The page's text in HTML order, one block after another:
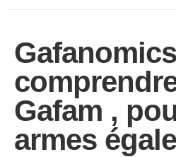
Gafam ,
armes